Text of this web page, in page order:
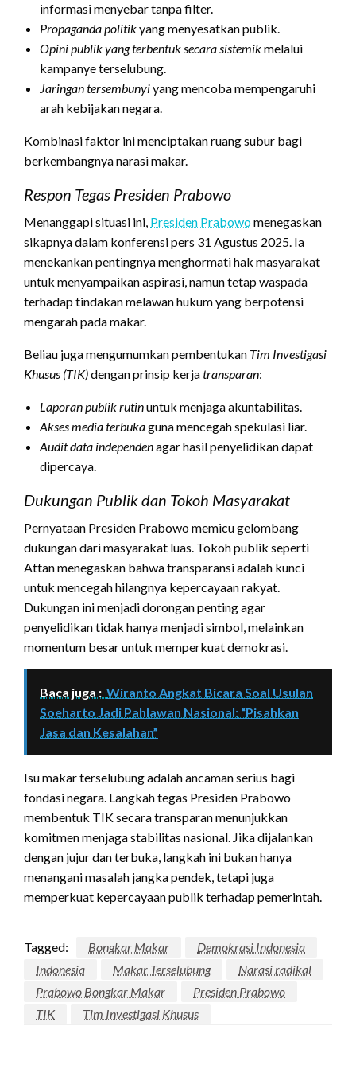
informasi menyebar tanpa filter.
Propaganda politikyang menyesatkan publik.
Opini publik yang terbentuk secara sistemikmelalui
kampanye terselubung.
Jaringan tersembunyiyang mencoba mempengaruhi
arah kebijakan negara.
Kombinasi faktor ini menciptakan ruang subur bagi
berkembangnya narasi makar.
Respon Tegas Presiden Prabowo
Menanggapi situasi ini, Presiden Prabowomenegaskan
sikapnya dalam konferensi pers 31 Agustus 2025. Ia
menekankan pentingnya menghormati hak masyarakat
untuk menyampaikan aspirasi, namun tetap waspada
terhadap tindakan melawan hukum yang berpotensi
mengarah pada makar.
Beliau juga mengumumkan pembentukan Tim Investigasi
Khusus (TIK)dengan prinsip kerjatransparan:
Laporan publik rutinuntuk menjaga akuntabilitas.
Akses media terbukaguna mencegah spekulasi liar.
Audit data independenagar hasil penyelidikan dapat
dipercaya.
Dukungan Publik dan Tokoh Masyarakat
Pernyataan Presiden Prabowo memicu gelombang
dukungan dari masyarakat luas. Tokoh publik seperti
Attan menegaskan bahwa transparansi adalah kunci
untuk mencegah hilangnya kepercayaan rakyat.
Dukungan ini menjadi dorongan penting agar
penyelidikan tidak hanya menjadi simbol, melainkan
momentum besar untuk memperkuat demokrasi.
Baca juga : Wiranto Angkat Bicara Soal Usulan
Soeharto Jadi Pahlawan Nasional: “Pisahkan
Jasa dan Kesalahan”
Isu makar terselubung adalah ancaman serius bagi
fondasi negara. Langkah tegas Presiden Prabowo
membentuk TIK secara transparan menunjukkan
komitmen menjaga stabilitas nasional. Jika dijalankan
dengan jujur dan terbuka, langkah ini bukan hanya
menangani masalah jangka pendek, tetapi juga
memperkuat kepercayaan publik terhadap pemerintah.
Tagged: Bongkar Makar
Demokrasi Indonesia
Indonesia
Makar Terselubung
Narasi radikal
Prabowo Bongkar Makar
Presiden Prabowo
TIK
Tim Investigasi Khusus